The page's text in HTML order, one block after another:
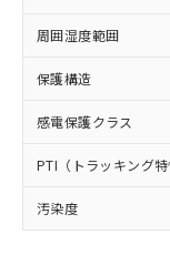
周囲湿度範囲
保護構造
感電保護クラス
PTI（トラッキング特
汚染度
様
ム
オ
くだ
在
事前
マ
（DBP）
(DIBP)
フタル酸エス
図的な使用
※2 対応
部品在庫
月が前後
イソブチル)
ル) : 1000ppm
DEHP(フタ
※2 環境
「ｅ」：
準値以下
「10」：
質が外部
い
ル
武
使用
当
場合
該
販
法に